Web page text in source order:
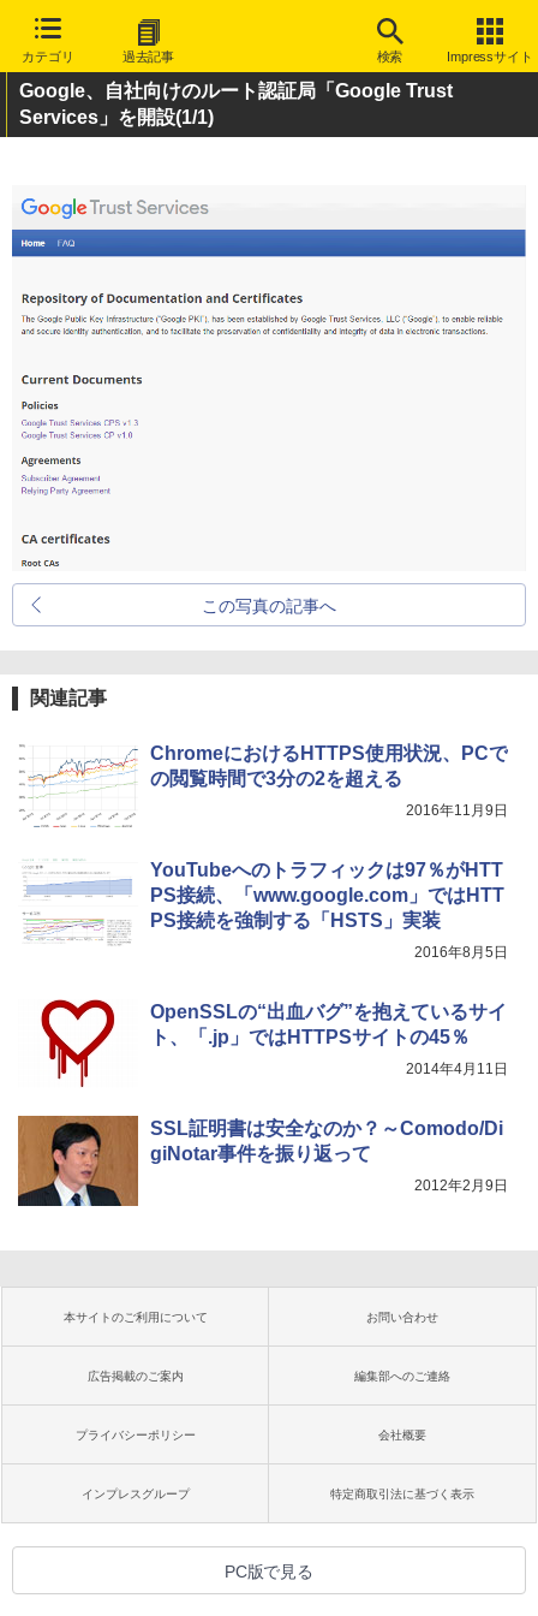
カテゴリ 過去記事 検索 Impressサイト
Google、自社向けのルート認証局「Google Trust
Services」を開設(1/1)
この写真の記事へ
関連記事
ChromeにおけるHTTPS使用状況、PCで
の閲覧時間で3分の2を超える
2016年11月9日
YouTubeへのトラフィックは97％がHTT
PS接続、「www.google.com」ではHTT
PS接続を強制する「HSTS」実装
2016年8月5日
OpenSSLの“出血バグ”を抱えているサイ
ト、「.jp」ではHTTPSサイトの45％
2014年4月11日
SSL証明書は安全なのか？～Comodo/Di
giNotar事件を振り返って
2012年2月9日
本サイトのご利用について お問い合わせ
広告掲載のご案内 編集部へのご連絡
プライバシーポリシー 会社概要
インプレスグループ 特定商取引法に基づく表示
PC版で見る